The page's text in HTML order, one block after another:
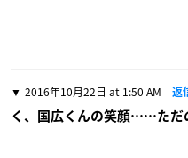
2016年10月22日 at 1:50 AM 返
く、国広くんの笑顔……た